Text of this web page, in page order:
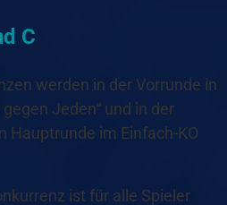
C
werden in der Vorrunde in
Jeden“ und in der
Hauptrunde im Einfach-KO
ist für alle Spieler